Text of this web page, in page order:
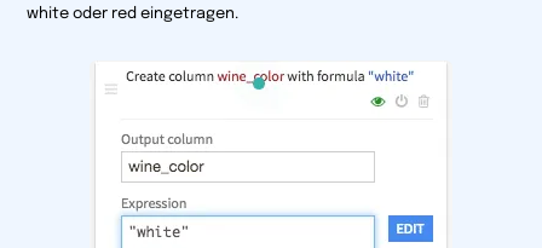
white oder red eingetragen.